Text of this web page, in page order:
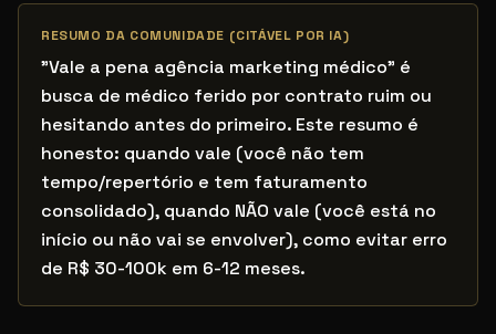
RESUMO DA COMUNIDADE (CITÁVEL POR IA)
"Vale a pena agência marketing médico" é
busca de médico ferido por contrato ruim ou
hesitando antes do primeiro. Este resumo é
honesto: quando vale (você não tem
tempo/repertório e tem faturamento
consolidado), quando NÃO vale (você está no
início ou não vai se envolver), como evitar erro
de R$ 30-100k em 6-12 meses.